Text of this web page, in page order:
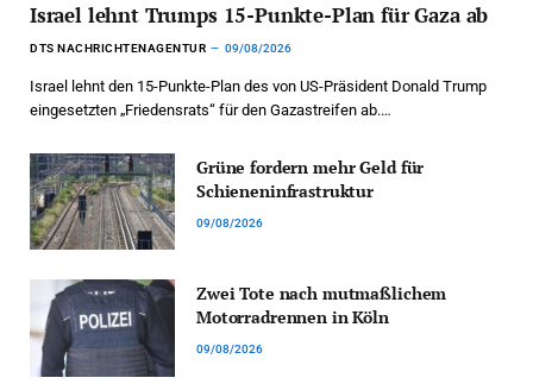
Israel lehnt Trumps 15-Punkte-Plan für Gaza ab
DTS NACHRICHTENAGENTUR 09/08/2026
Israel lehnt den 15-Punkte-Plan des von US-Präsident Donald Trump
eingesetzten „Friedensrats“ für den Gazastreifen ab.…
Grüne fordern mehr Geld für
Schieneninfrastruktur
09/08/2026
Zwei Tote nach mutmaßlichem
Motorradrennen in Köln
09/08/2026